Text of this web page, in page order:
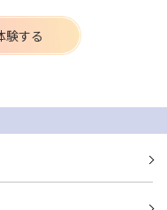
験する